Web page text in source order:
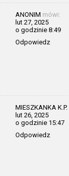
ANONIM mówi:
lut 27, 2025
o godzinie 8:49
Odpowiedz
MIESZKANKA K.P.
lut 26, 2025
o godzinie 15:47
Odpowiedz